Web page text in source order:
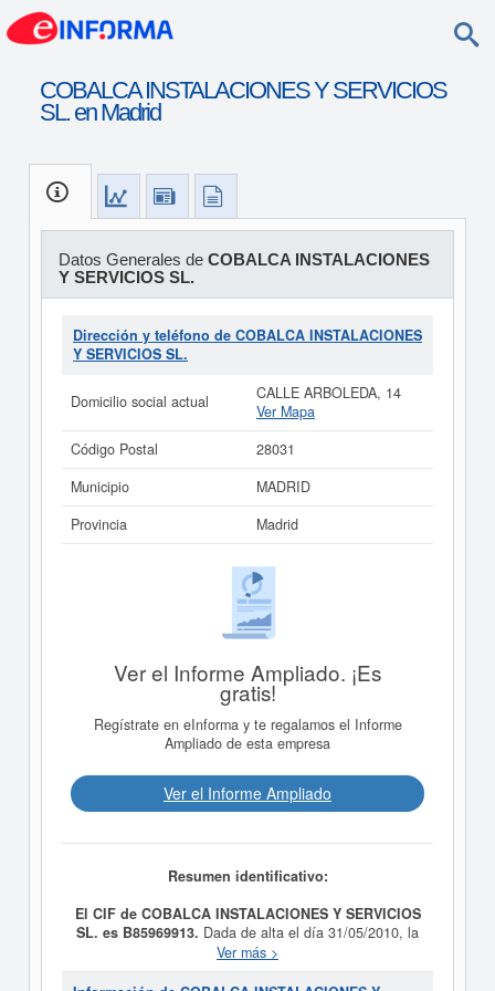
COBALCA INSTALACIONES Y SERVICIOS
SL. en Madrid
Datos Generales de COBALCA INSTALACIONES
Y SERVICIOS SL.
Dirección y teléfono de COBALCA INSTALACIONES
Y SERVICIOS SL.
Domicilio social actual
CALLE ARBOLEDA, 14
Ver Mapa
Código Postal
28031
Municipio
MADRID
Provincia
Madrid
Ver el Informe Ampliado. ¡Es
gratis!
Regístrate en eInforma y te regalamos el Informe
Ampliado de esta empresa
Ver el Informe Ampliado
Resumen identificativo:
El CIF de COBALCA INSTALACIONES Y SERVICIOS
SL. es B85969913. Dada de alta el día 31/05/2010, la
COBALCA INSTALACIONES Y SERVICIOS
SL.tiene como propósito GESTION,
Ver más >